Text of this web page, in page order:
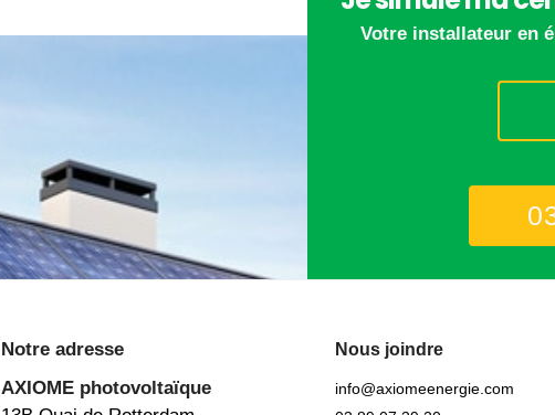
Votre installateur en
Notre adresse
AXIOME photovoltaïque
Nous joindre
info@axiomeenergie.com